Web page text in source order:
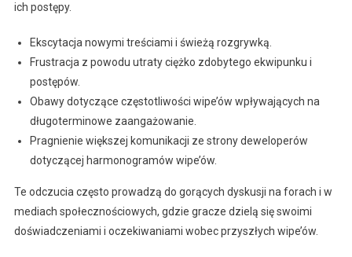
ich postępy.
Ekscytacja nowymi treściami i świeżą rozgrywką.
Frustracja z powodu utraty ciężko zdobytego ekwipunku i
postępów.
Obawy dotyczące częstotliwości wipe’ów wpływających na
długoterminowe zaangażowanie.
Pragnienie większej komunikacji ze strony deweloperów
dotyczącej harmonogramów wipe’ów.
Te odczucia często prowadzą do gorących dyskusji na forach i w
mediach społecznościowych, gdzie gracze dzielą się swoimi
doświadczeniami i oczekiwaniami wobec przyszłych wipe’ów.